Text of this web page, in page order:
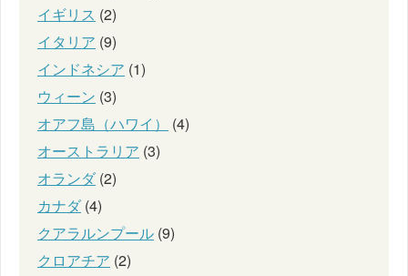
イギリス (2)
イタリア (9)
インドネシア (1)
ウィーン (3)
オアフ島（ハワイ）
(4)
オーストラリア (3)
オランダ(2)
カナダ(4)
クアラルンプール (9)
クロアチア (2)